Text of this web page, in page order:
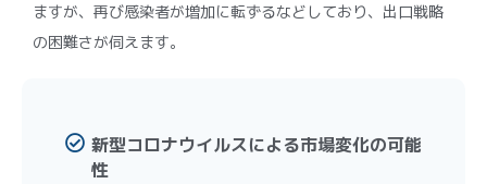
ますが、再び感染者が増加に転ずるなどしており、出口戦略
の困難さが伺えます。
新型コロナウイルスによる市場変化の可能
性